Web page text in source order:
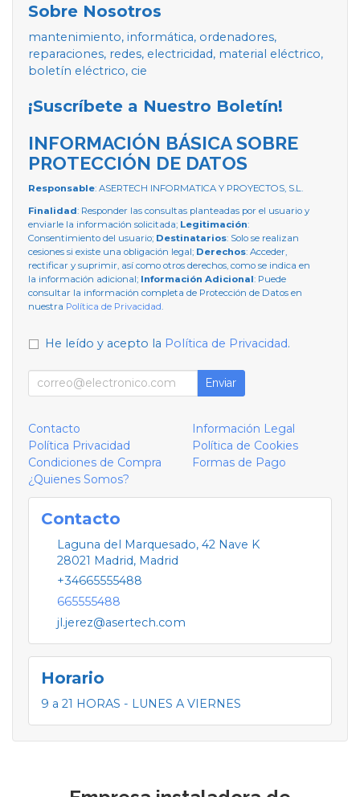
Sobre Nosotros
mantenimiento, informática, ordenadores,
reparaciones, redes, electricidad, material eléctrico,
boletín eléctrico, cie
¡Suscríbete a Nuestro Boletín!
INFORMACIÓN BÁSICA SOBRE
PROTECCIÓN DE DATOS
Responsable: ASERTECH INFORMATICA Y PROYECTOS, S.L.
Finalidad: Responder las consultas planteadas por el usuario y
enviarle la información solicitada; Legitimación:
Consentimiento del usuario; Destinatarios: Solo se realizan
cesiones si existe una obligación legal; Derechos: Acceder,
rectificar y suprimir, así como otros derechos, como se indica en
la información adicional; Información Adicional: Puede
consultar la información completa de Protección de Datos en
nuestra Política de Privacidad
He leído y acepto la Política de Privacidad.
Enviar
Contacto
Información Legal
Política Privacidad
Política de Cookies
Condiciones de Compra
Formas de Pago
¿Quienes Somos?
Contacto
Laguna del Marquesado, 42 Nave K
28021 Madrid, Madrid
+34665555488
665555488
jl.jerez@asertech.com
Horario
9 a 21 HORAS - LUNES A VIERNES